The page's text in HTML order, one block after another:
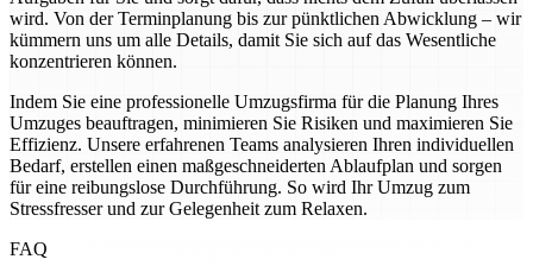
wird. Von der Terminplanung bis zur pünktlichen Abwicklung – wir
kümmern uns um alle Details, damit Sie sich auf das Wesentliche
konzentrieren können.
Indem Sie eine professionelle Umzugsfirma für die Planung Ihres
Umzuges beauftragen, minimieren Sie Risiken und maximieren Sie
Effizienz. Unsere erfahrenen Teams analysieren Ihren individuellen
Bedarf, erstellen einen maßgeschneiderten Ablaufplan und sorgen
für eine reibungslose Durchführung. So wird Ihr Umzug zum
Stressfresser und zur Gelegenheit zum Relaxen.
FAQ